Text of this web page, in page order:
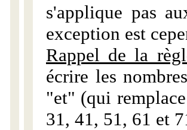
s'applique pas
exception est
Rappel de la
écrire les
"et" (qui
31, 41, 51, 61 et